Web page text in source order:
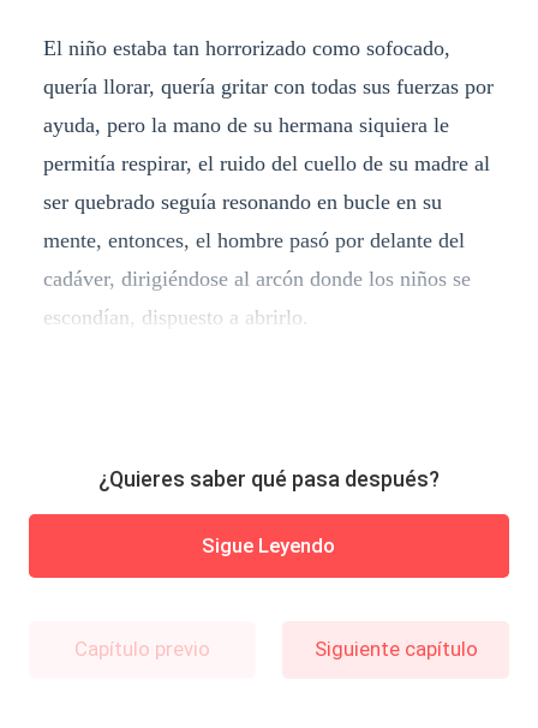
El niño estaba tan horrorizado como sofocado,
quería llorar, quería gritar con todas sus fuerzas por
ayuda, pero la mano de su hermana siquiera le
permitía respirar, el ruido del cuello de su madre al
ser quebrado seguía resonando en bucle en su
mente, entonces, el hombre pasó por delante del
cadáver, dirigiéndose al arcón donde los niños se
escondían, dispuesto a abrirlo.
¿Quieres saber qué pasa después?
Sigue Leyendo
Capítulo previo Siguiente capítulo